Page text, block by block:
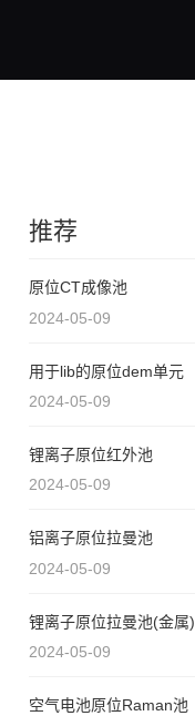
推荐
原位CT成像池
2024-05-09
用于lib的原位dem单元
2024-05-09
锂离子原位红外池
2024-05-09
铝离子原位拉曼池
2024-05-09
锂离子原位拉曼池(金属)
2024-05-09
空气电池原位Raman池